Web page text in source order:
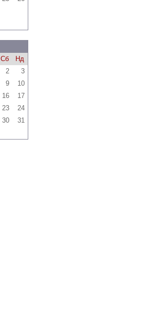
Сб
Нд
2
3
9
10
16
17
23
24
30 31